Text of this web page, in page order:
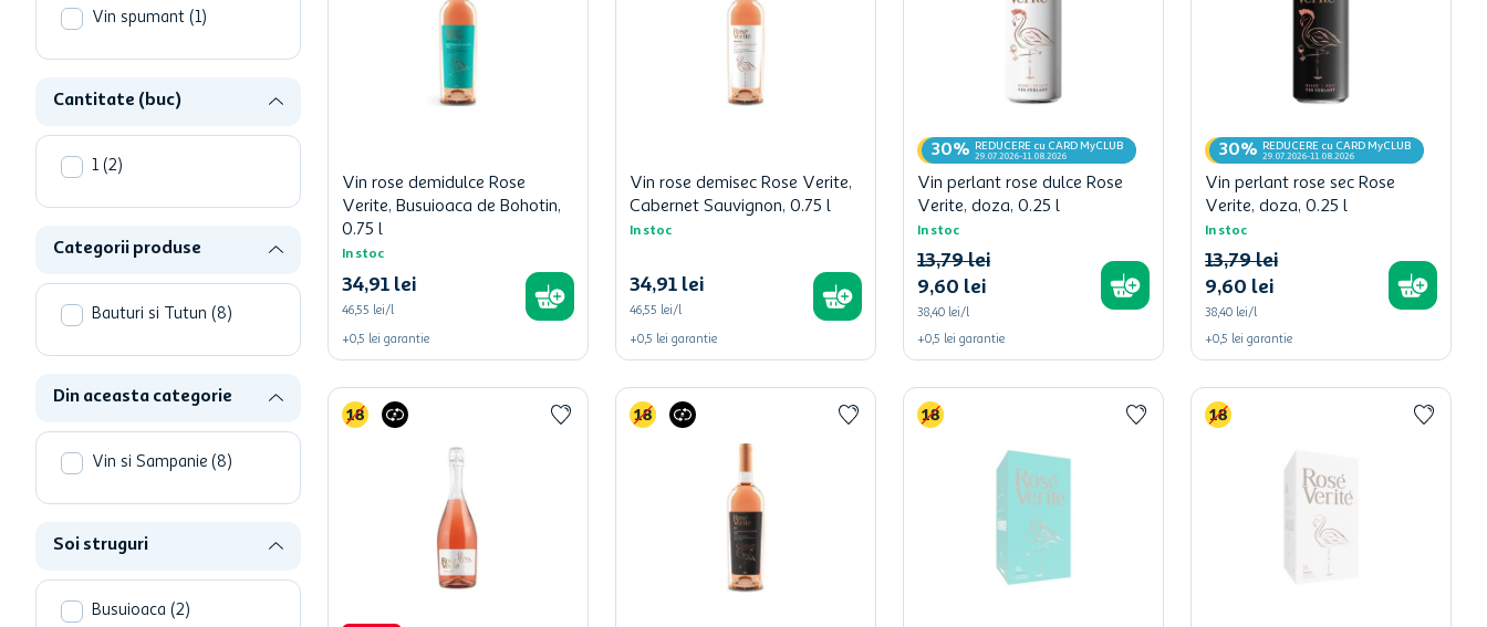
one two fun
Vin spumant (1)
Cantitate (buc)
1 (2)
Categorii produse
Bauturi si Tutun ( 8 )
Din aceasta categorie
Vin si Sampanie ( 8 )
Soi struguri
Busuioaca (2)
Vin rose demidulce Rose
Verite, Busuioaca de Bohotin,
0.75 l
In stoc
34,91 lei
46,55 lei/l
+0,5 lei garantie
Vin rose demisec Rose Verite,
Cabernet Sauvignon, 0.75 l
In stoc
34,91 lei
46,55 lei/l
+0,5 lei garantie
30% REDUCERE cu CARD MyCLUB
29.07.2026-11.08.2026
Vin perlant rose dulce Rose
Verite, doza, 0.25 l
In stoc
9,60 lei
13,79 lei
38,40 lei/l
+0,5 lei garantie
30% REDUCERE cu CARD MyCLUB
29.07.2026-11.08.2026
Vin perlant rose sec Rose
Verite, doza, 0.25 l
In stoc
9,60 lei
13,79 lei
38,40 lei/l
+0,5 lei garantie